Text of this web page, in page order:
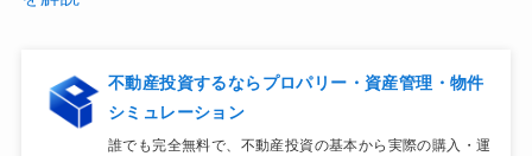
不動産投資するならプロパリー・資産管理・物件
シミュレーション
誰でも完全無料で、不動産投資の基本から実際の購入・運